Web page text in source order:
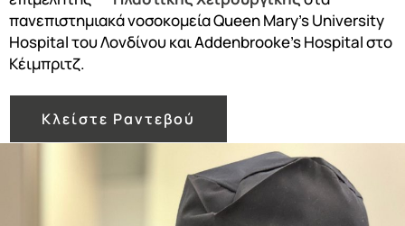
πανεπιστημιακά νοσοκομεία Queen Mary’s University
Hospital του Λονδίνου και Addenbrooke’s Hospital στο
Κέιμπριτζ.
Κλείστε Ραντεβού